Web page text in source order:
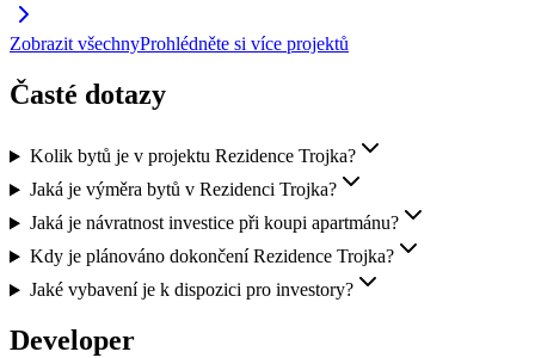
Zobrazit všechnyProhlédněte si více projektů
Časté dotazy
Kolik bytů je v projektu Rezidence Trojka?
Jaká je výměra bytů v Rezidenci Trojka?
Jaká je návratnost investice při koupi apartmánu?
Kdy je plánováno dokončení Rezidence Trojka?
Jaké vybavení je k dispozici pro investory?
Developer